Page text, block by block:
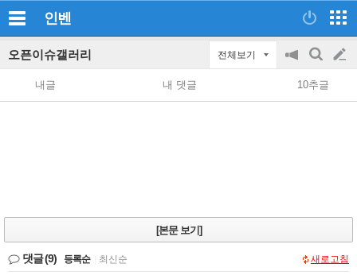
인벤
오픈이슈갤러리 전체보기
공
지
on/off
검
색
글
쓰
내글 내 댓글 10추글
[본문 보기]
댓글(9) 등록순 최신순 새로고침